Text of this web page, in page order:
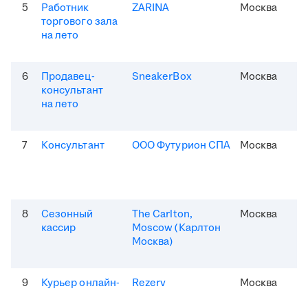
5
Работник
торгового зала
на лето
ZARINA Москва
6
Продавец-
консультант
на лето
SneakerBox Москва
7 Консультант ООО Футурион СПА Москва
8
Сезонный
кассир
The Carlton,
Moscow (Карлтон
Москва)
Москва
9
Курьер онлайн-
Rezerv Москва